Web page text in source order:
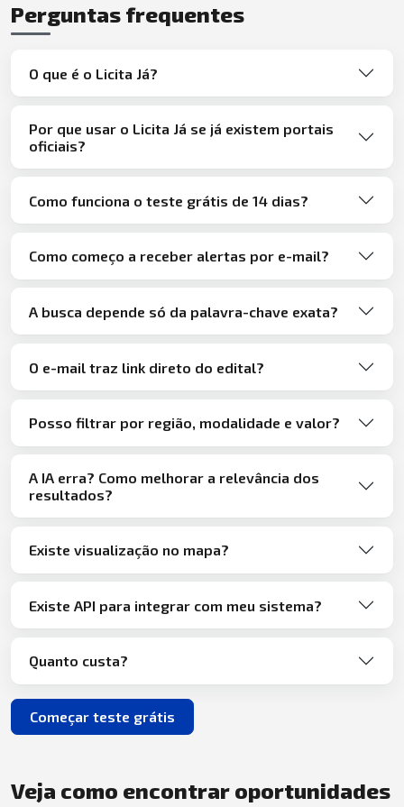
Perguntas frequentes
O que é o Licita Já?
Por que usar o Licita Já se já existem portais
oficiais?
Como funciona o teste grátis de 14 dias?
Como começo a receber alertas por e-mail?
A busca depende só da palavra-chave exata?
O e-mail traz link direto do edital?
Posso filtrar por região, modalidade e valor?
A IA erra? Como melhorar a relevância dos
resultados?
Existe visualização no mapa?
Existe API para integrar com meu sistema?
Quanto custa?
Começar teste grátis
Veja como encontrar oportunidades